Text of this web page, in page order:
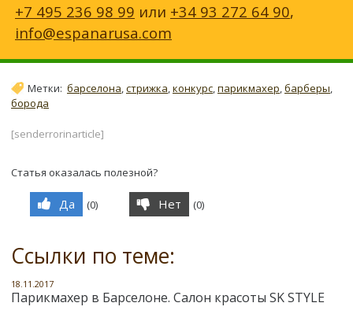
+7 495 236 98 99 или +34 93 272 64 90,
info@espanarusa.com
Метки: барселона стрижка конкурс парикмахер барберы
борода
[senderrorinarticle]
Статья оказалась полезной?
Да (0) Нет (0)
Ссылки по теме:
18.11.2017
Парикмахер в Барселоне. Салон красоты SK STYLE